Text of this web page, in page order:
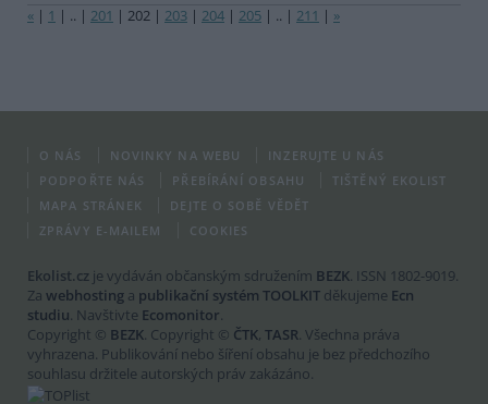
« | 1 | .. | 201 | 202 | 203 | 204 | 205 | .. | 211 | »
O NÁS NOVINKY NA WEBU
INZERUJTE U NÁS
PODPOŘTE NÁS
PŘEBÍRÁNÍ OBSAHU
TIŠTĚNÝ EKOLIST
MAPA STRÁNEK
DEJTE O SOBĚ VĚDĚT
ZPRÁVY E-MAILEM
COOKIES
Ekolist.cz je vydáván občanským sdružením BEZK. ISSN 1802-9019.
Za webhosting a publikační systém TOOLKIT děkujeme Ecn
studiu. Navštivte Ecomonitor.
Copyright © BEZK. Copyright © ČTK, TASR. Všechna práva
vyhrazena. Publikování nebo šíření obsahu je bez předchozího
souhlasu držitele autorských práv zakázáno.